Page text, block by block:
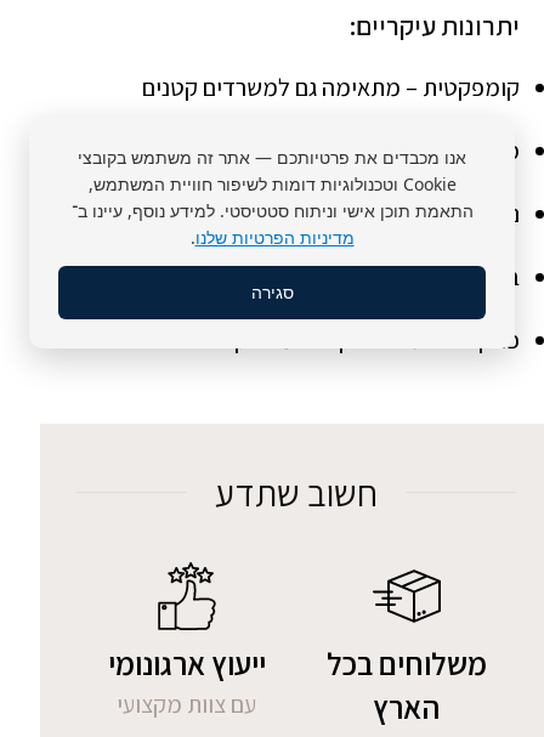
אנו מכבדים את פרטיותכם — אתר זה משתמש בקובצי
Cookie וטכנולוגיות דומות לשיפור חוויית המשתמש,
התאמת תוכן אישי וניתוח סטטיסטי. למידע נוסף, עיינו ב־
מדיניות הפרטיות שלנו.
סגירה
יתרונות עיקריים:
קומפקטית – מתאימה גם למשרדים קטנים
מעוצבת – מוסיפה טאץ' עיצובי לכל עמדה
ניידת – קלה להזזה בין עמדות
בטוחה – כוללת נעילה איכותית
פונקציונלית – אחסון נוח ומאורגן
חשוב שתדע
משלוחים בכל
הארץ
ייעוץ ארגונומי
עם צוות מקצועי